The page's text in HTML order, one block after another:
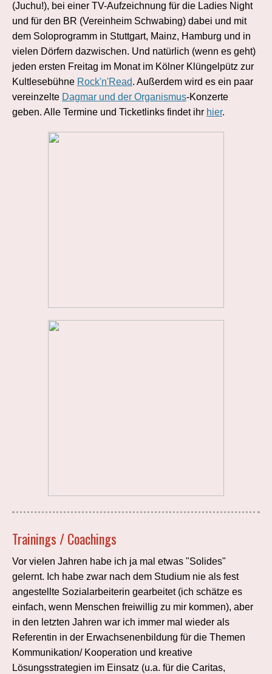
(Juchu!), bei einer TV-Aufzeichnung für die Ladies Night
und für den BR (Vereinheim Schwabing) dabei und mit
dem Soloprogramm in Stuttgart, Mainz, Hamburg und in
vielen Dörfern dazwischen. Und natürlich (wenn es geht)
jeden ersten Freitag im Monat im Kölner Klüngelpütz zur
Kultlesebühne Rock'n'Read. Außerdem wird es ein paar
vereinzelte Dagmar und der Organismus-Konzerte
geben. Alle Termine und Ticketlinks findet ihr hier.
Trainings / Coachings
Vor vielen Jahren habe ich ja mal etwas "Solides"
gelernt. Ich habe zwar nach dem Studium nie als fest
angestellte Sozialarbeiterin gearbeitet (ich schätze es
einfach, wenn Menschen freiwillig zu mir kommen), aber
in den letzten Jahren war ich immer mal wieder als
Referentin in der Erwachsenenbildung für die Themen
Kommunikation/ Kooperation und kreative
Lösungsstrategien im Einsatz (u.a. für die Caritas,